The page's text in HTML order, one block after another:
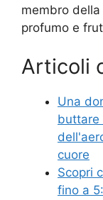
membro
profumo e
Articoli
Una
buttare
cuore
Scopri
fino a